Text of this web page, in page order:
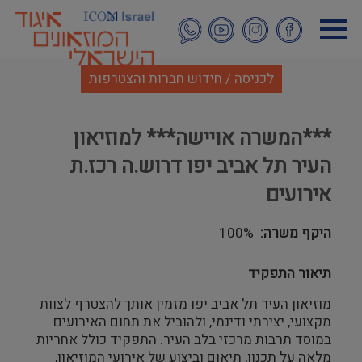
לתוכן
העיקרי
לכניסה / חידוש חברות והצטרפות
***המשרה אויישה*** למוזיאון
העיר תל אביב יפו דרוש.ה רכז.ת
אירועים
היקף משרה 100%
תיאור התפקיד
מוזיאון העיר תל אביב יפו מזמין אותך להצטרף לצוות
מקצועי, יצירתי ודינמי, ולהוביל את תחום האירועים
במוסד תרבות מרכזי בלב העיר. התפקיד כולל אחריות
מלאה על תכנון, תיאום וביצוע של אירועי המוזיאון,